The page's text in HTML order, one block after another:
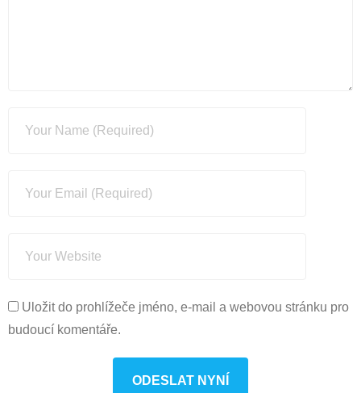
Uložit do prohlížeče jméno, e-mail a webovou stránku pro
budoucí komentáře.